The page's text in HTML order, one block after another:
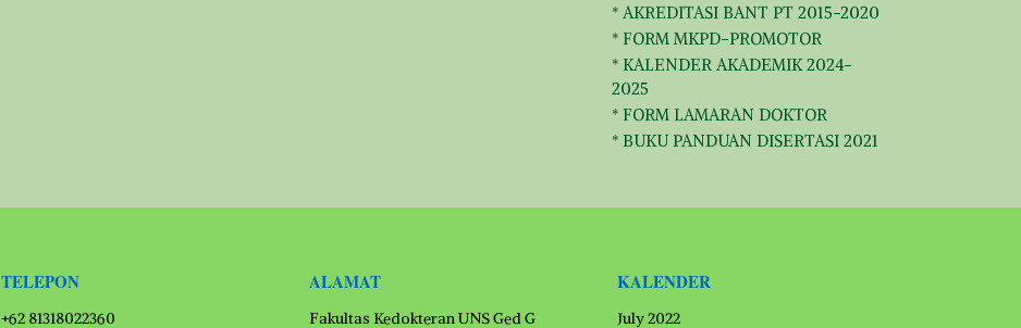
* AKREDITASI BANT PT 2015-2020
* FORM MKPD-PROMOTOR
* KALENDER AKADEMIK 2024-
2025
* FORM LAMARAN DOKTOR
* BUKU PANDUAN DISERTASI 2021
TELEPON
+62 81318022360
ALAMAT
Fakultas Kedokteran UNS Ged G
KALENDER
July 2022